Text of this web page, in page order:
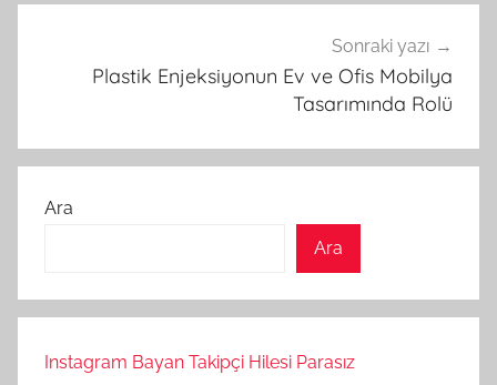
Sonraki yazı
Plastik Enjeksiyonun Ev ve Ofis Mobilya
Tasarımında Rolü
Ara
Ara
Instagram Bayan Takipçi Hilesi Parasız